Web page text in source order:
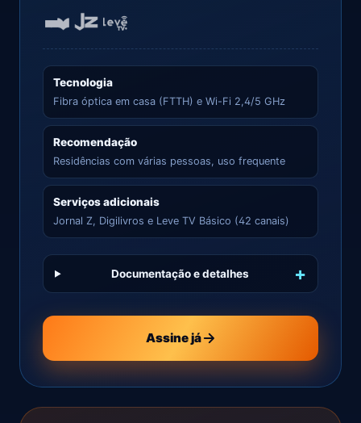
Tecnologia
Fibra óptica em casa (FTTH) e Wi-Fi 2,4/5 GHz
Recomendação
Residências com várias pessoas, uso frequente
Serviços adicionais
Jornal Z, Digilivros e Leve TV Básico (42 canais)
Documentação e detalhes
Assine já